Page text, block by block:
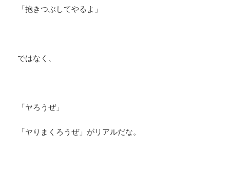
「抱きつぶしてやるよ」
ではなく、
「ヤろうぜ」
「ヤりまくろうぜ」がリアルだな。